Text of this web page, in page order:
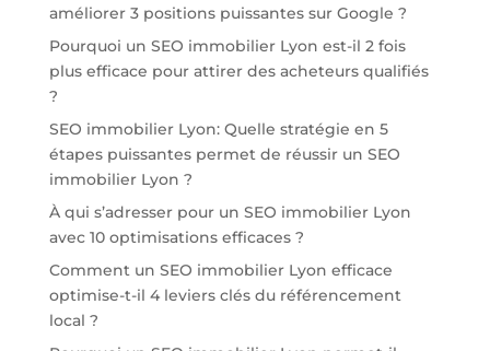
améliorer 3 positions puissantes sur Google ?
Pourquoi un SEO immobilier Lyon est-il 2 fois
plus efficace pour attirer des acheteurs qualifiés
?
SEO immobilier Lyon: Quelle stratégie en 5
étapes puissantes permet de réussir un SEO
immobilier Lyon ?
À qui s’adresser pour un SEO immobilier Lyon
avec 10 optimisations efficaces ?
Comment un SEO immobilier Lyon efficace
optimise-t-il 4 leviers clés du référencement
local ?